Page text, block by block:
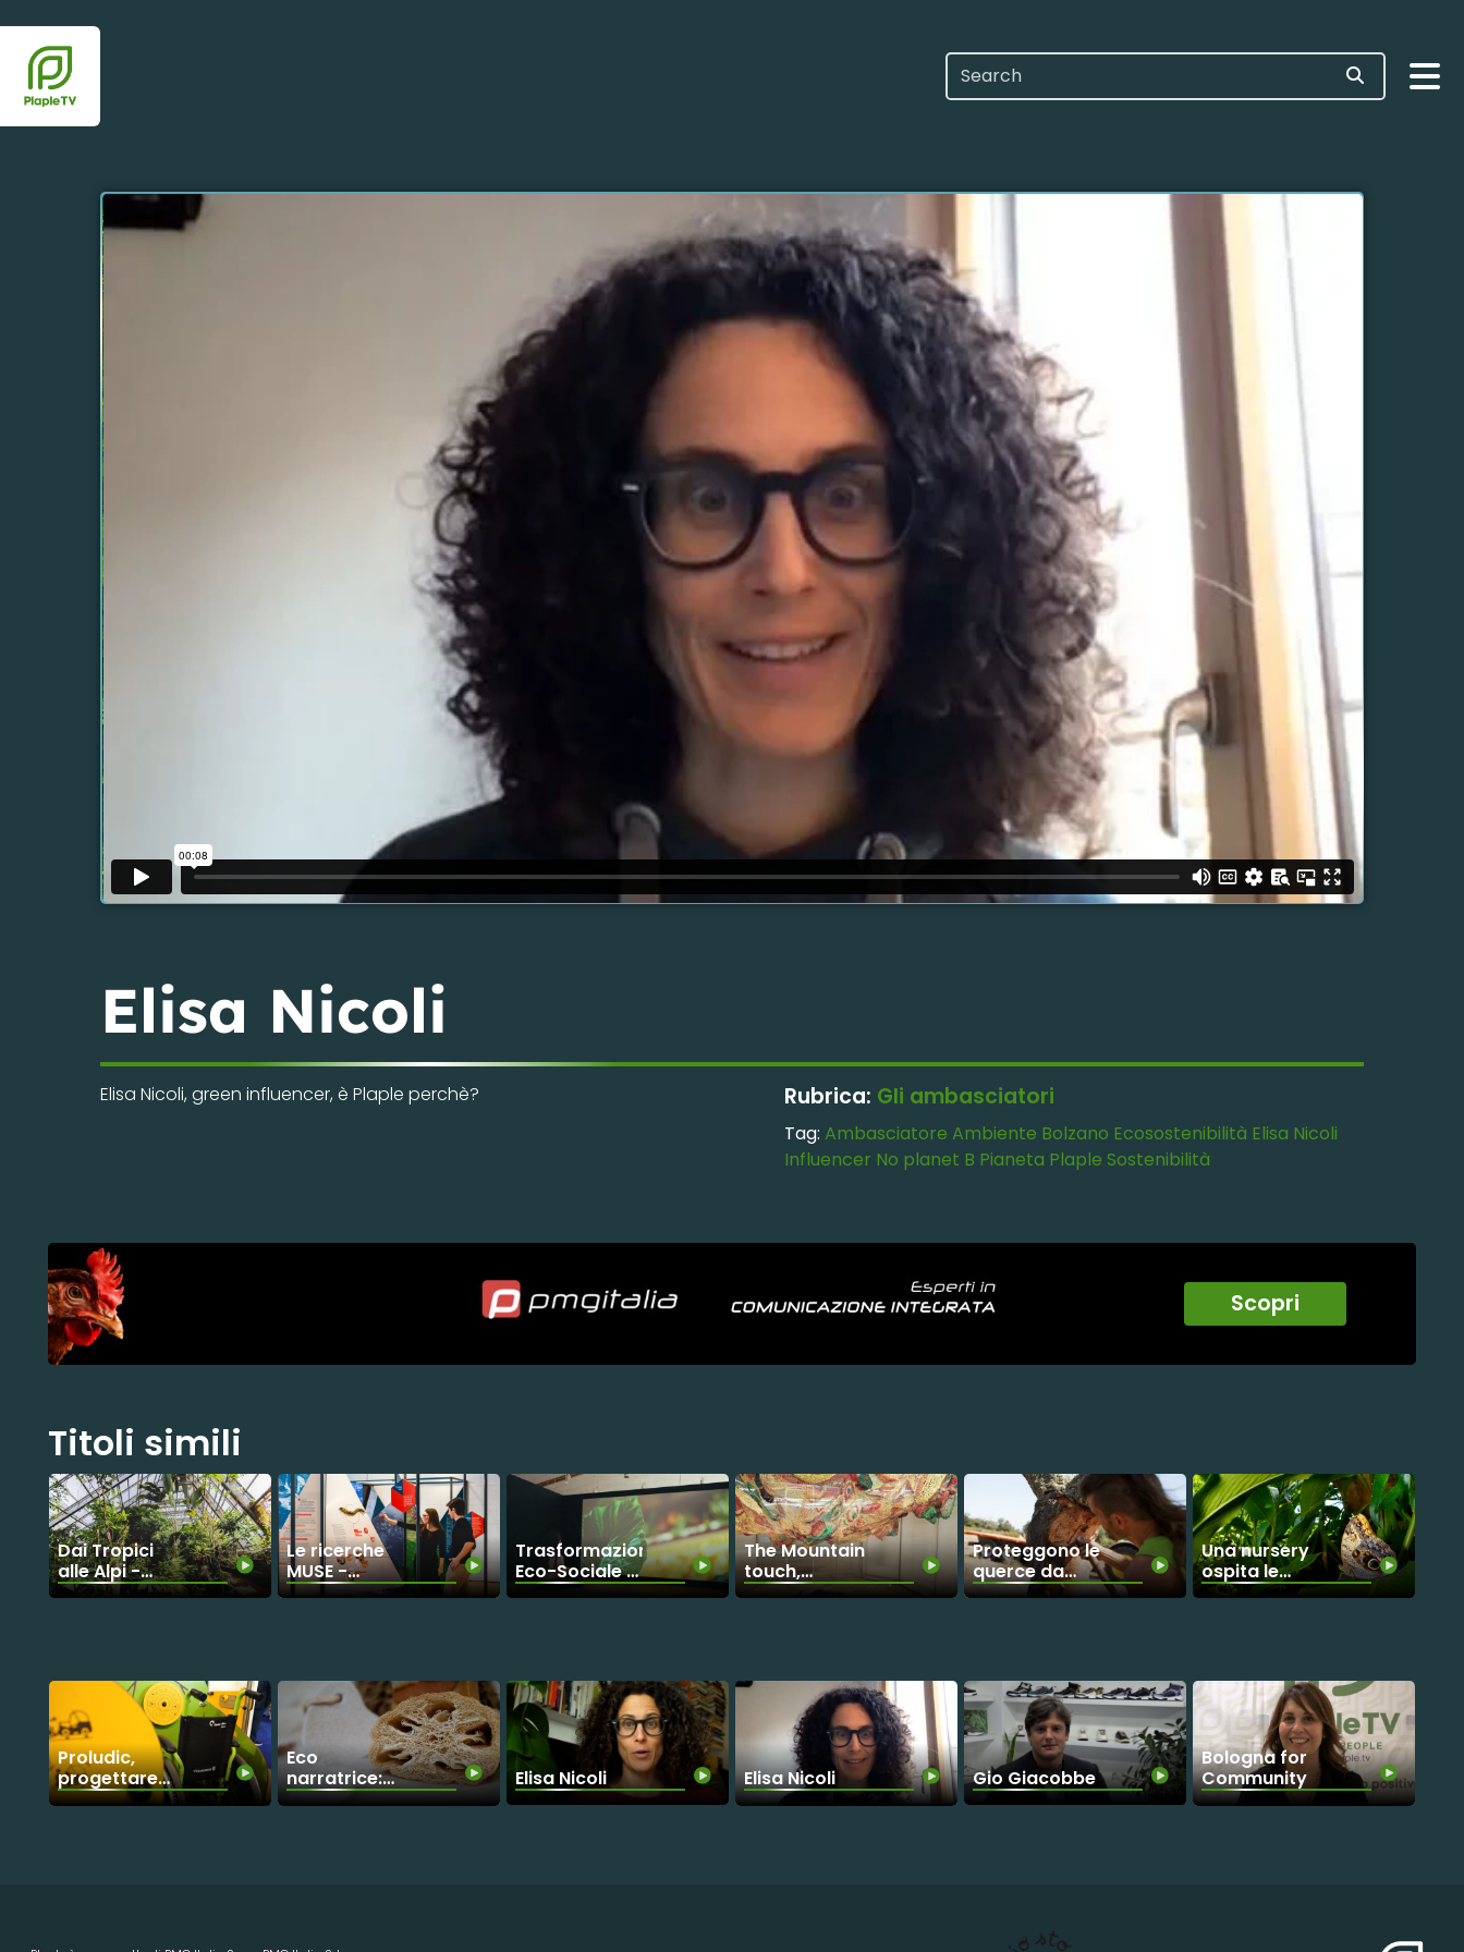
Elisa Nicoli
Elisa Nicoli, green influencer, è Plaple perchè? Rubrica: Gli ambasciatori
Tag: Ambasciatore Ambiente Bolzano Ecosostenibilità Elisa Nicoli
Influencer No planet B Pianeta Plaple Sostenibilità
Scopri
Titoli simili
Dai Tropici
alle Alpi -
Ricerca e
Le ricerche
MUSE -
Sensibilizzazione
Trasformazione
Eco-Sociale -
Al MUSE nasce
The Mountain
touch,
viaggio nella
Proteggono le
querce da
sughero dal
Una nursery
ospita le
farfalle per
Proludic,
progettare
spazi inclusivi
Eco
narratrice:
così ti
Elisa Nicoli Elisa Nicoli Gio Giacobbe
Bologna for
Community